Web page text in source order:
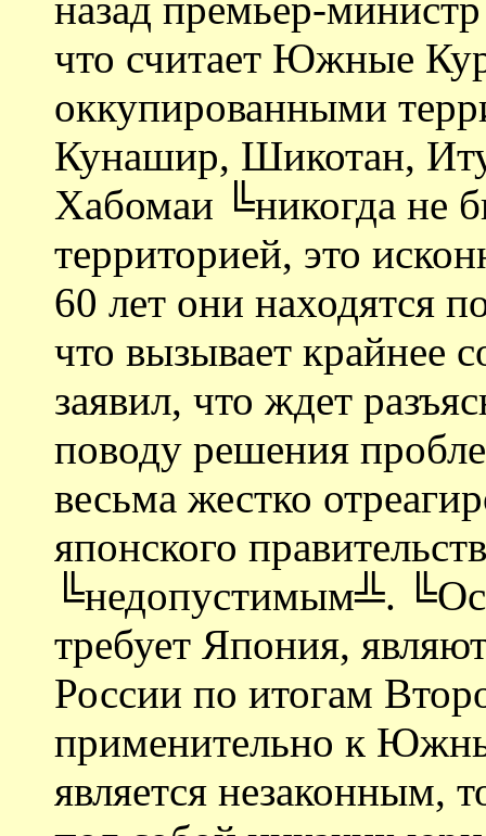
что считает Южные
оккупированными
Кунашир, Шикотан,
Хабомаи ╚никогда не
территорией, это
60 лет они находятся
что вызывает крайнее
заявил, что ждет
поводу решения
весьма жестко
японского
╚недопустимым╩.
требует Япония,
России по итогам
применительно к
является незаконным,